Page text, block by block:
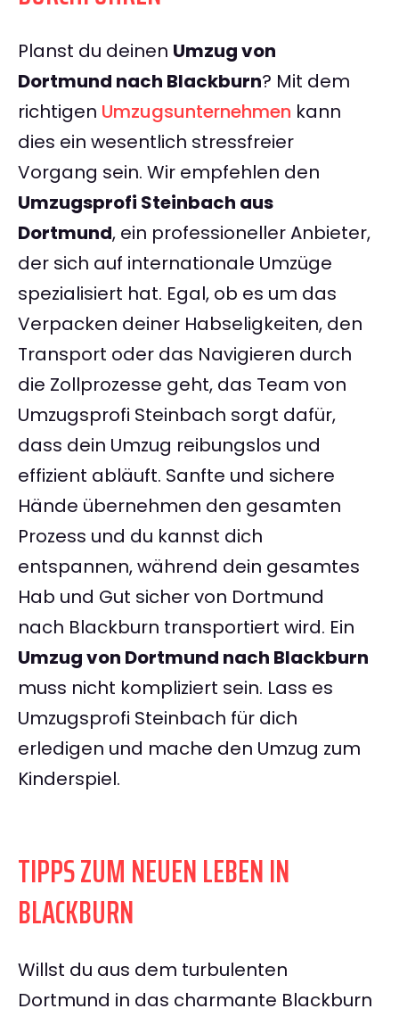
Planst du deinen Umzug von
Dortmund nach Blackburn? Mit dem
richtigen Umzugsunternehmen kann
dies ein wesentlich stressfreier
Vorgang sein. Wir empfehlen den
Umzugsprofi Steinbach aus
Dortmund, ein professioneller Anbieter,
der sich auf internationale Umzüge
spezialisiert hat. Egal, ob es um das
Verpacken deiner Habseligkeiten, den
Transport oder das Navigieren durch
die Zollprozesse geht, das Team von
Umzugsprofi Steinbach sorgt dafür,
dass dein Umzug reibungslos und
effizient abläuft. Sanfte und sichere
Hände übernehmen den gesamten
Prozess und du kannst dich
entspannen, während dein gesamtes
Hab und Gut sicher von Dortmund
nach Blackburn transportiert wird. Ein
Umzug von Dortmund nach Blackburn
muss nicht kompliziert sein. Lass es
Umzugsprofi Steinbach für dich
erledigen und mache den Umzug zum
Kinderspiel.
TIPPS ZUM NEUEN LEBEN IN
BLACKBURN
Willst du aus dem turbulenten
Dortmund in das charmante Blackburn